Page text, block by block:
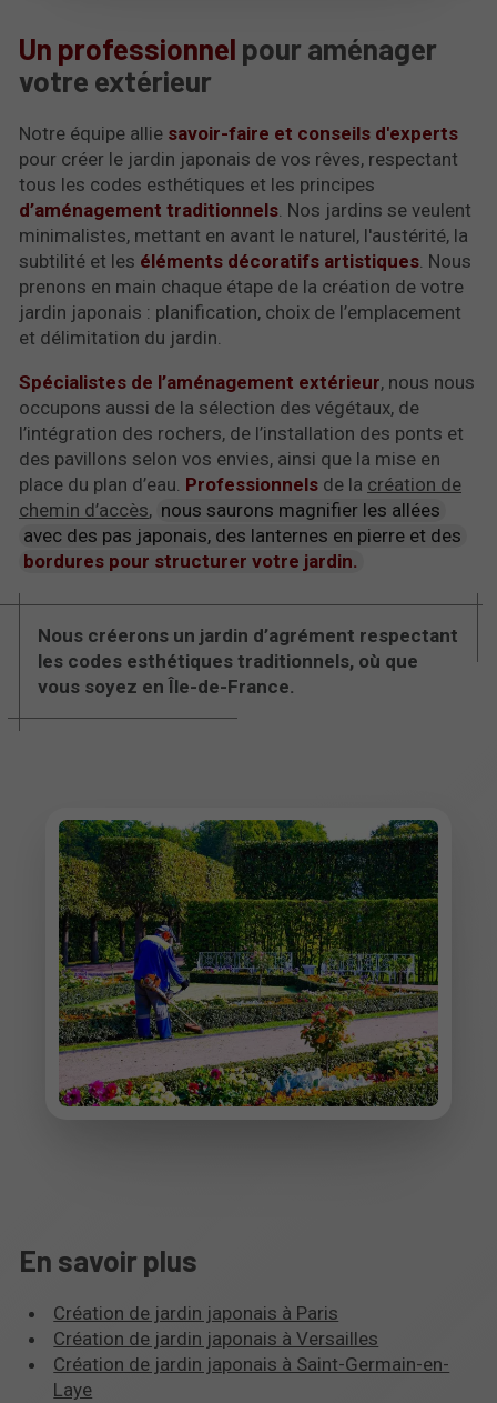
Un professionnel pour aménager
votre extérieur
Notre équipe allie savoir-faire et conseils d'experts
pour créer le jardin japonais de vos rêves, respectant
tous les codes esthétiques et les principes
d’aménagement traditionnels. Nos jardins se veulent
minimalistes, mettant en avant le naturel, l'austérité, la
subtilité et les éléments décoratifs artistiques. Nous
prenons en main chaque étape de la création de votre
jardin japonais : planification, choix de l’emplacement
et délimitation du jardin.
Spécialistes de l’aménagement extérieur, nous nous
occupons aussi de la sélection des végétaux, de
l’intégration des rochers, de l’installation des ponts et
des pavillons selon vos envies, ainsi que la mise en
place du plan d’eau. Professionnels de la création de
chemin d’accès, nous saurons magnifier les allées
avec des pas japonais, des lanternes en pierre et des
bordures pour structurer votre jardin.
Nous créerons un jardin d’agrément respectant
les codes esthétiques traditionnels, où que
vous soyez en Île-de-France.
En savoir plus
Création de jardin japonais à Paris
Création de jardin japonais à Versailles
Création de jardin japonais à Saint-Germain-en-
Laye